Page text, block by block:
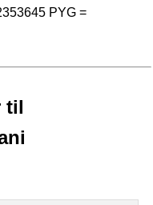
PYG =
til